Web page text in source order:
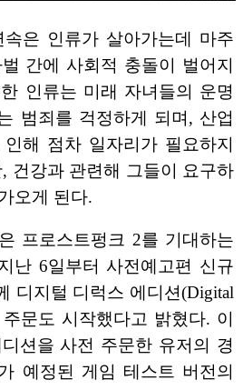
은 인류가 살아가는데 마주
간에 사회적 충돌이 벌어지
인류는 미래 자녀들의 운명
범죄를 걱정하게 되며, 산업
해 점차 일자리가 필요하지
건강과 관련해 그들이 요구하
오게 된다.
프로스트펑크 2를 기대하는
난 6일부터 사전예고편 신규
디지털 디럭스 에디션(Digital
문도 시작했다고 밝혔다. 이
션을 사전 주문한 유저의 경
예정된 게임 테스트 버전의